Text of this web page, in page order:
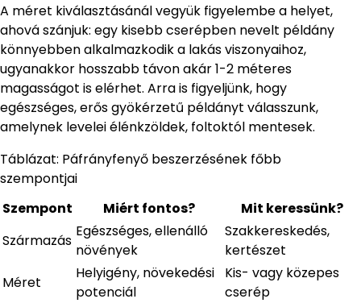
A méret kiválasztásánál vegyük figyelembe a helyet,
ahová szánjuk: egy kisebb cserépben nevelt példány
könnyebben alkalmazkodik a lakás viszonyaihoz,
ugyanakkor hosszabb távon akár 1-2 méteres
magasságot is elérhet. Arra is figyeljünk, hogy
egészséges, erős gyökérzetű példányt válasszunk,
amelynek levelei élénkzöldek, foltoktól mentesek.
Táblázat: Páfrányfenyő beszerzésének főbb
szempontjai
Szempont
Miért fontos?
Mit keressünk?
Származás
Egészséges, ellenálló
növények
Szakkereskedés,
kertészet
Méret
Helyigény, növekedési
potenciál
Kis- vagy közepes
cserép